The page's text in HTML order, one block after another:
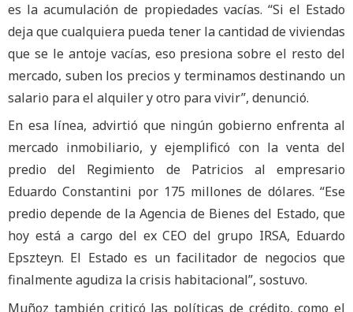
es la acumulación de propiedades vacías. “Si el Estado
deja que cualquiera pueda tener la cantidad de viviendas
que se le antoje vacías, eso presiona sobre el resto del
mercado, suben los precios y terminamos destinando un
salario para el alquiler y otro para vivir”, denunció.
En esa línea, advirtió que ningún gobierno enfrenta al
mercado inmobiliario, y ejemplificó con la venta del
predio del Regimiento de Patricios al empresario
Eduardo Constantini por 175 millones de dólares. “Ese
predio depende de la Agencia de Bienes del Estado, que
hoy está a cargo del ex CEO del grupo IRSA, Eduardo
Epszteyn. El Estado es un facilitador de negocios que
finalmente agudiza la crisis habitacional”, sostuvo.
Muñoz también criticó las políticas de crédito, como el